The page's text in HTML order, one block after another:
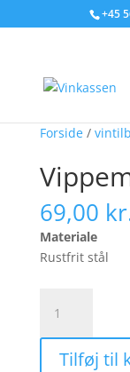
+45
Søg
Forside/
69,00
Materiale
Rustfrit stål
cl.
antalTilføj til